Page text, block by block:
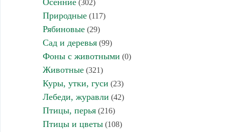
Осенние(302)
Природные(117)
Рябиновые(29)
Сад и деревья(99)
Фоны с животными (0)
Животные(321)
Куры, утки, гуси (23)
Лебеди, журавли (42)
Птицы, перья(216)
Птицы и цветы(108)